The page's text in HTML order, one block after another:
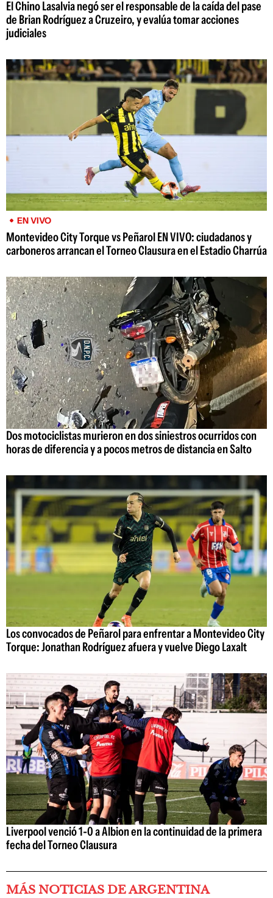
El Chino Lasalvia negó ser el responsable de la caída del pase
de Brian Rodríguez a Cruzeiro, y evalúa tomar acciones
judiciales
EN VIVO
Montevideo City Torque vs Peñarol EN VIVO: ciudadanos y
carboneros arrancan el Torneo Clausura en el Estadio Charrúa
Dos motociclistas murieron en dos siniestros ocurridos con
horas de diferencia y a pocos metros de distancia en Salto
Los convocados de Peñarol para enfrentar a Montevideo City
Torque: Jonathan Rodríguez afuera y vuelve Diego Laxalt
Liverpool venció 1-0 a Albion en la continuidad de la primera
fecha del Torneo Clausura
MÁS NOTICIAS DE ARGENTINA